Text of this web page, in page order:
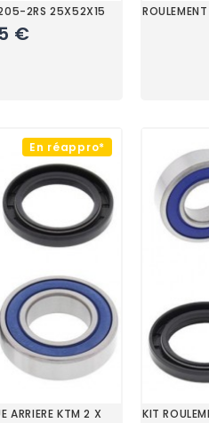
2RS 25X52X15
€
En réappro*
ARRIERE KTM 2 X
KIT